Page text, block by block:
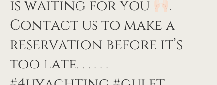
is waiting for you
.
Contact us to make a
reservation before it’s
too late. . . . . .